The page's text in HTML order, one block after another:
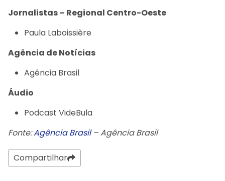
Jornalistas – Regional Centro-Oeste
Paula Laboissière
Agência de Notícias
Agência Brasil
Áudio
Podcast VideBula
Fonte:Agência Brasil– Agência Brasil
Compartilhar